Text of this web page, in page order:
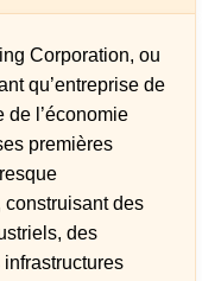
Corporation, ou
qu’entreprise de
de l’économie
premières
construisant des
des